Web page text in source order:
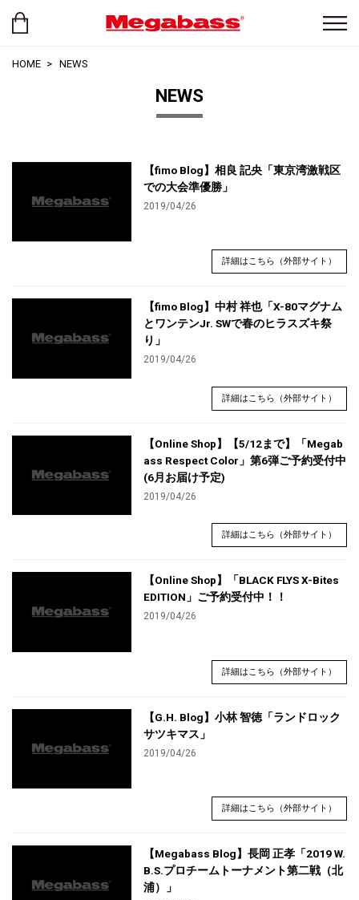
HOME NEWS
NEWS
【fimo Blog】相良 記央「東京湾激戦区
での大会準優勝」
2019/04/26
詳細はこちら（外部サイト）
【fimo Blog】中村 祥也「X-80マグナム
とワンテンJr. SWで春のヒラスズキ祭
り」
2019/04/26
詳細はこちら（外部サイト）
【Online Shop】【5/12まで】「Megab
ass Respect Color」第6弾ご予約受付中
(6月お届け予定)
2019/04/26
詳細はこちら（外部サイト）
【Online Shop】「BLACK FLYS X-Bites
EDITION」ご予約受付中！！
2019/04/26
詳細はこちら（外部サイト）
【G.H. Blog】小林 智徳「ランドロック
サツキマス」
2019/04/26
詳細はこちら（外部サイト）
【Megabass Blog】長岡 正孝「2019 W.
B.S.プロチームトーナメント第二戦（北
浦）」